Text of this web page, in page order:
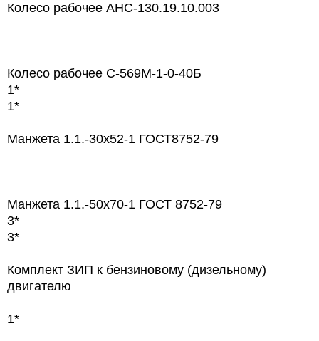
Колесо рабочее АНС-130.19.10.003
Колесо рабочее С-569М-1-0-40Б
1*
1*
Манжета 1.1.-30х52-1 ГОСТ8752-79
Манжета 1.1.-50х70-1 ГОСТ 8752-79
3*
3*
Комплект ЗИП к бензиновому (дизельному)
двигателю
1*